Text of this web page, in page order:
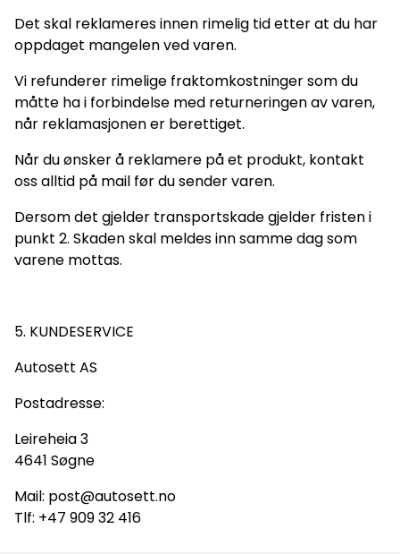
Det skal reklameres innen rimelig tid etter at du har
oppdaget mangelen ved varen.
Vi refunderer rimelige fraktomkostninger som du
måtte ha i forbindelse med returneringen av varen,
når reklamasjonen er berettiget.
Når du ønsker å reklamere på et produkt, kontakt
oss alltid på mail før du sender varen.
Dersom det gjelder transportskade gjelder fristen i
punkt 2. Skaden skal meldes inn samme dag som
varene mottas.
5. KUNDESERVICE
Autosett AS
Postadresse:
Leireheia 3
4641 Søgne
Mail: post@autosett.no
Tlf: +47 909 32 416